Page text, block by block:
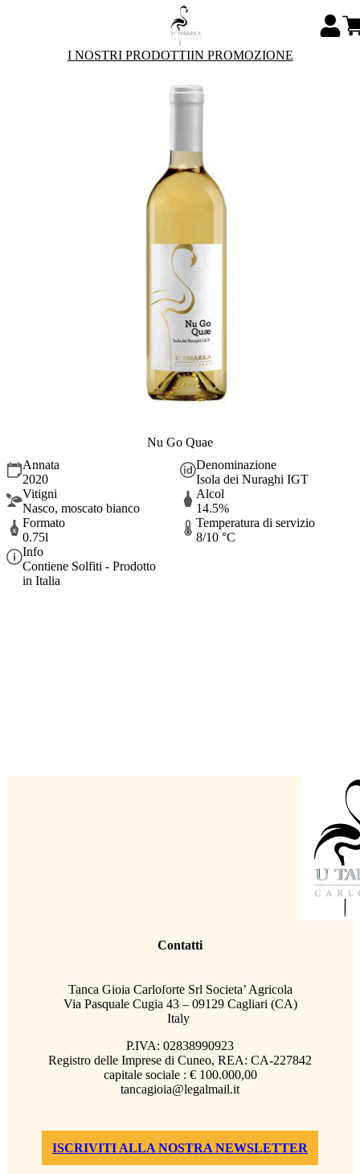
I NOSTRI PRODOTTIIN PROMOZIONE
Nu Go Quae
Annata
2020
Denominazione
Isola dei Nuraghi IGT
Vitigni
Nasco, moscato bianco
Alcol
14.5%
Formato
0.75l
Temperatura di servizio
8/10 °C
Info
Contiene Solfiti - Prodotto
in Italia
Contatti
Tanca Gioia Carloforte Srl Societa’ Agricola
Via Pasquale Cugia 43 – 09129 Cagliari (CA)
Italy
P.IVA: 02838990923
Registro delle Imprese di Cuneo, REA: CA-227842
capitale sociale : € 100.000,00
tancagioia@legalmail.it
ISCRIVITI ALLA NOSTRA NEWSLETTER